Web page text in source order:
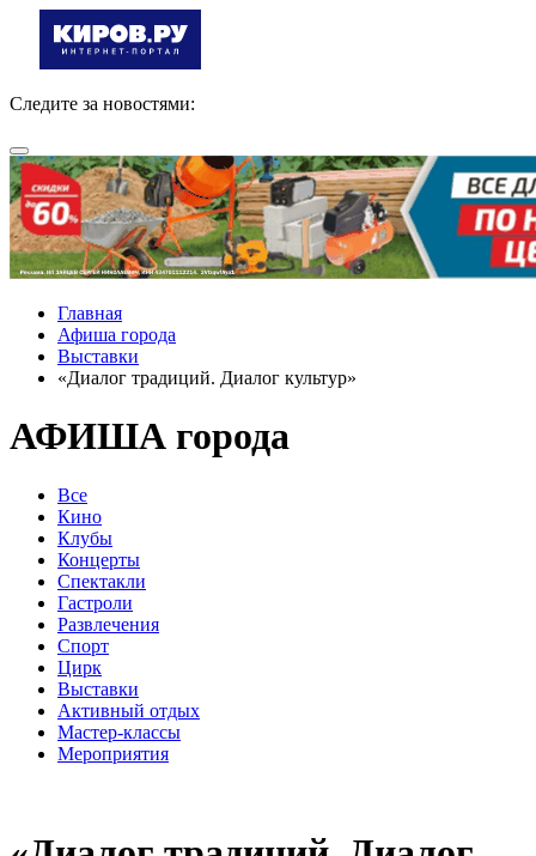
Следите за новостями:
Главная
Афиша города
Выставки
«Диалог традиций. Диалог культур»
АФИША города
Все
Кино
Клубы
Концерты
Спектакли
Гастроли
Развлечения
Спорт
Цирк
Выставки
Активный отдых
Мастер-классы
Мероприятия